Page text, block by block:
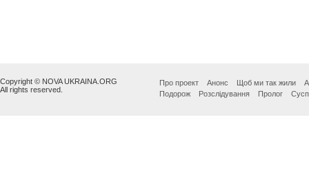
Copyright © NOVA UKRAINA.ORG
All rights reserved.
Про проект Анонс Щоб ми так жили
Подорож
Розслідування Пролог